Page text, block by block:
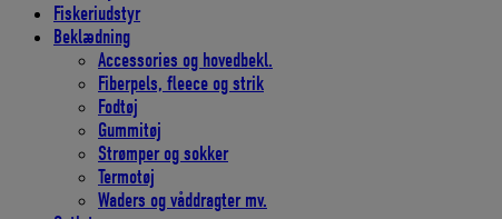
Fiskeriudstyr
Beklædning
Accessories og hovedbekl.
Fiberpels, fleece og strik
Fodtøj
Gummitøj
Strømper og sokker
Termotøj
Waders og våddragter mv.